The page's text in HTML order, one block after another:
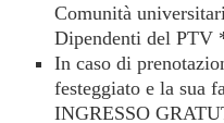
Comunità
Dipendenti del PTV
In caso di
festeggiato e la sua
INGRESSO